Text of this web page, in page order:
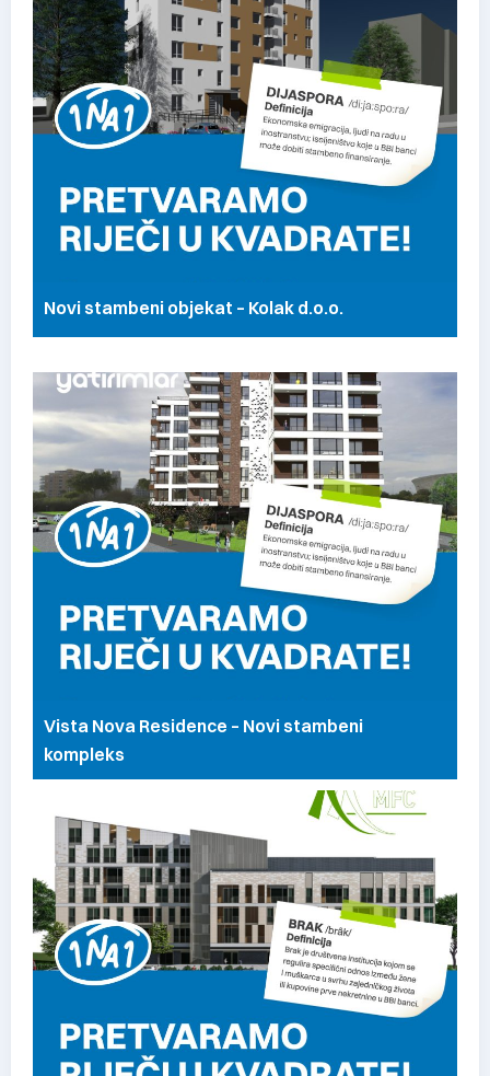
Novi stambeni objekat – Kolak d.o.o.
Vista Nova Residence – Novi stambeni
kompleks